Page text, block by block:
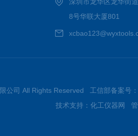
8号华联大厦801
公司 All Rights Reserved 工信部备案号：
技术支持： 化工仪器网